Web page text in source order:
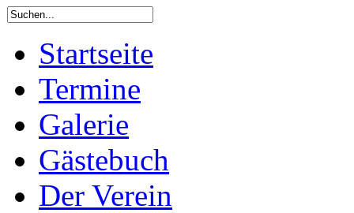
Startseite
Termine
Galerie
Gästebuch
Der Verein